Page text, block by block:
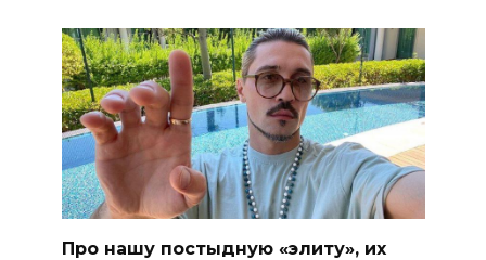
Про нашу постыдную «элиту», их